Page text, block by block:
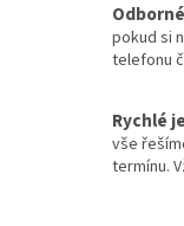
pokud si
telefonu
Rychlé
vše
termínu.